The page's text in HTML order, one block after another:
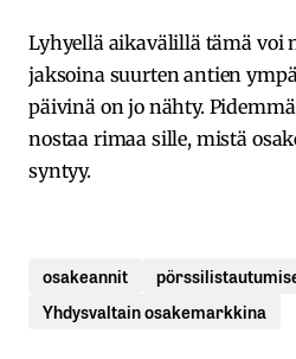
Lyhyellä aikavälillä tämä voi
jaksoina suurten antien
päivinä on jo nähty.
nostaa rimaa sille, mistä
syntyy.
osakeannit
Yhdysvaltain osakemarkkina